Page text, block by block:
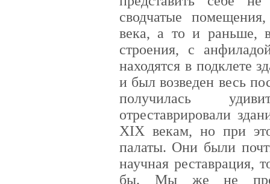
сводчатые
века, а то и раньше,
строения, с
находятся в подклете
и был возведен весь
получилась
отреставрировали
XIX векам, но при
палаты. Они были
научная реставрация,
бы. Мы же не